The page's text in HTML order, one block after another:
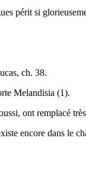
périt si
ch. 38.
Melandisia (1).
ont remplacé
encore dans le